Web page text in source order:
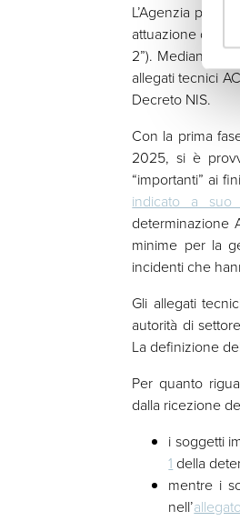
L’Agenzia per
attuazione del
2”). Mediante la
allegati tecnici
Decreto NIS.
Con la prima
2025, si è
“importanti” ai
indicato a
determinazione
minime per la
incidenti che
Gli allegati
autorità di
La definizione
Per quanto
dalla ricezione
i soggetti
1 della
mentre i
nell’